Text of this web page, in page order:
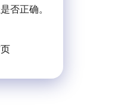
否正确。